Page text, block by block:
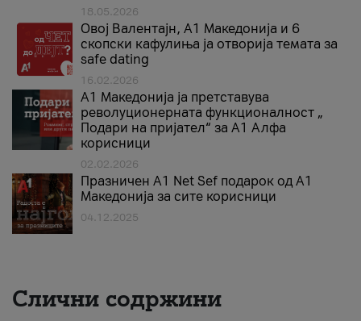
18.05.2026
Овој Валентајн, A1 Македонија и 6
скопски кафулиња ја отворија темата за
safe dating
16.02.2026
А1 Македонија ја претставува
револуционерната функционалност „
Подари на пријател“ за А1 Алфа
корисници
02.02.2026
Празничен A1 Net Sеf подарок од А1
Македонија за сите корисници
04.12.2025
Слични содржини